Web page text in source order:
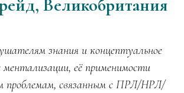
Великобритания
знания и концептуальное
ментализации, её применимости
проблемам, связанным с ПРЛ/НРЛ/